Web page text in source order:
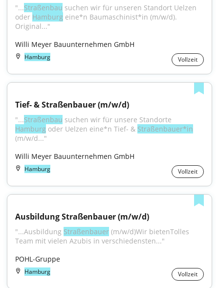
"...Straßenbau suchen wir für unseren Standort Uelzen
oder Hamburg eine*n Baumaschinist*in (m/w/d).
Original..."
Willi Meyer Bauunternehmen GmbH
Hamburg Vollzeit
Tief- & Straßenbauer (m/w/d)
"...Straßenbau
Hamburg oder Uelzen eine*n Tief- & Straßenbauer*in
(m/w/d..."
Willi Meyer Bauunternehmen GmbH
Hamburg Vollzeit
Ausbildung Straßenbauer (m/w/d)
"...Ausbildung Straßenbauer (m/w/d)Wir bietenTolles
Team mit vielen Azubis in verschiedensten..."
POHL-Gruppe
Hamburg Vollzeit